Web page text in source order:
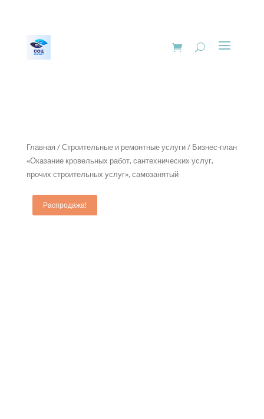
Главная /Строительные и ремонтные услуги/ Бизнес-план
«Оказание кровельных работ, сантехнических услуг,
прочих строительных услуг», самозанятый
Распродажа!